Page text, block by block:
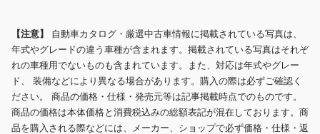
【注意】 自動車カタログ・厳選中古車情報に掲載されている写真は、
年式やグレードの違う車種が含まれます。掲載されている写真はそれぞ
れの車種用でないものも含まれています。また、対応は年式やグレー
ド、 装備などにより異なる場合があります。購入の際は必ずご確認く
ださい。 商品の価格・仕様・発売元等は記事掲載時点でのものです。
商品の価格は本体価格と消費税込みの総額表記が混在しております。商
品を購入される際などには、メーカー、ショップで必ず価格・仕様・返